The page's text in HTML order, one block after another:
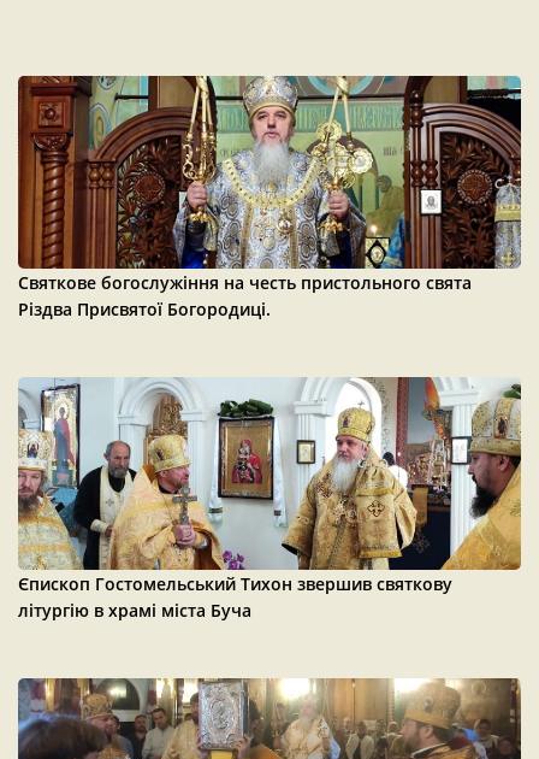
Святкове богослужіння на честь пристольного свята
Різдва Присвятої Богородиці.
Єпископ Гостомельський Тихон звершив святкову
літургію в храмі міста Буча